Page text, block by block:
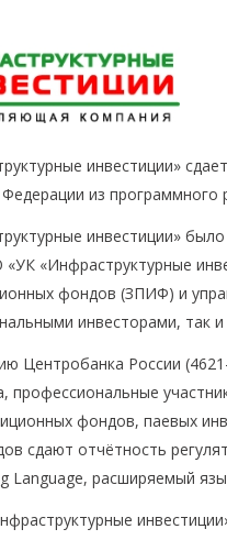
инвестиции»
из программного
инвестиции»
«Инфраструктурные
фондов (ЗПИФ) и
инвесторами, так
Центробанка России
профессиональные
фондов, паевых
сдают отчётность
Language, расширяемый